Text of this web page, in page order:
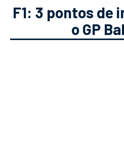
F1: 3 pontos de
o GP